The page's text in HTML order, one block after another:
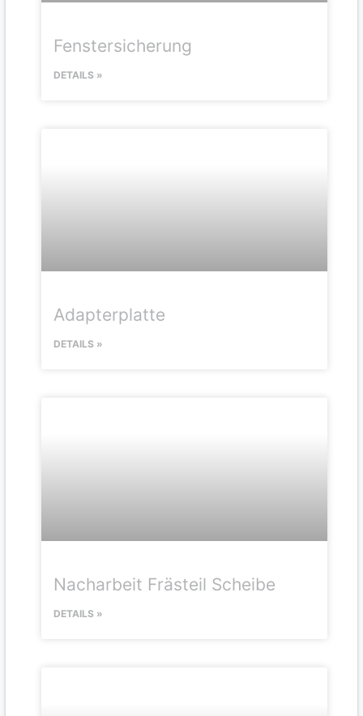
Fenstersicherung
DETAILS »
Adapterplatte
DETAILS »
Nacharbeit Frästeil Scheibe
DETAILS »